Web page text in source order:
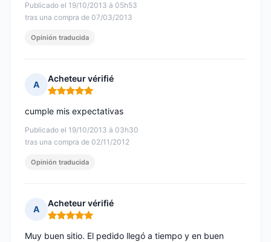
Publicado el 19/10/2013 à 05h53
tras una compra de 07/03/2013
Opinión traducida
A
Acheteur vérifié
Nota: 5 de 5
Publicado el 19/10/2013 à 03h30
tras una compra de 02/11/2012
cumple mis expectativas
Opinión traducida
A
Acheteur vérifié
Nota: 5 de 5
Muy buen sitio. El pedido llegó a tiempo y en buen